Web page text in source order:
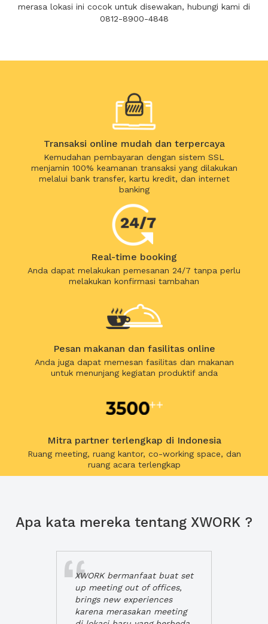
merasa lokasi ini cocok untuk disewakan, hubungi kami di
0812-8900-4848
Transaksi online mudah dan terpercaya
Kemudahan pembayaran dengan sistem SSL
menjamin 100% keamanan transaksi yang dilakukan
melalui bank transfer, kartu kredit, dan internet
banking
Real-time booking
Anda dapat melakukan pemesanan 24/7 tanpa perlu
melakukan konfirmasi tambahan
Pesan makanan dan fasilitas online
Anda juga dapat memesan fasilitas dan makanan
untuk menunjang kegiatan produktif anda
Mitra partner terlengkap di Indonesia
Ruang meeting, ruang kantor, co-working space, dan
ruang acara terlengkap
Apa kata mereka tentang XWORK ?
XWORK bermanfaat buat set
up meeting out of offices,
brings new experiences
karena merasakan meeting